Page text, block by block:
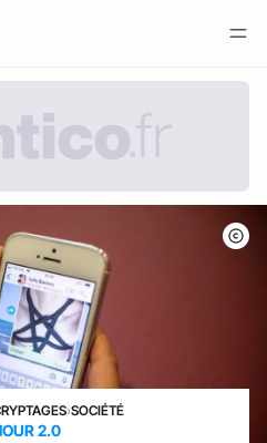
›SOCIÉTÉ
2.0